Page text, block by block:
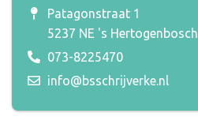
Patagonstraat 1
5237 NE 's Hertogenbosch
073-8225470
info@bsschrijverke.nl